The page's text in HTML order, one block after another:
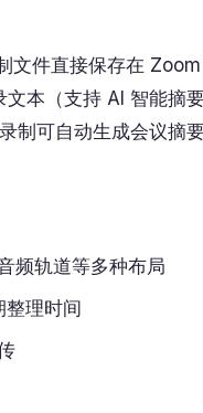
文件直接保存在
本（支持 AI 智能摘
制可自动生成会议摘
频轨道等多种布局
整理时间